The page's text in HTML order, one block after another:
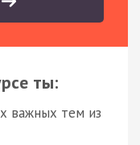
ты:
важных тем из